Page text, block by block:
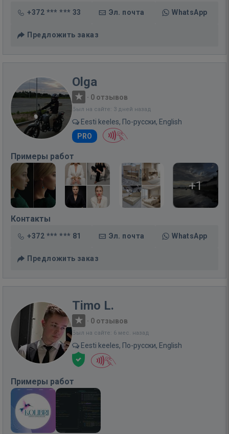
+372 *** *** 33 Эл. почта WhatsApp
Предложить заказ
Olga
· 0 отзывов
Был на сайте: 3 дней назад
Eesti keeles, По-русски, English
PRO
Примеры работ
+1
Контакты
+372 *** *** 81 Эл. почта WhatsApp
Предложить заказ
Timo L.
· 0 отзывов
Был на сайте: 6 мес. назад
Eesti keeles, По-русски, English
Примеры работ